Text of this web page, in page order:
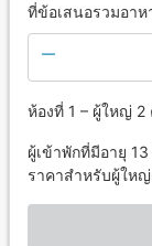
ที่ข้อเสนอรวมอาห
ห้องที่ 1 – ผู้ใหญ่
ผู้เข้าพักที่มีอายุ
ราคาสำหรับผู้ให